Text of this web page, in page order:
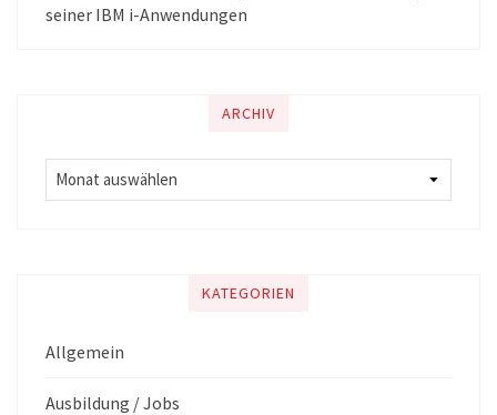
seiner IBM i-Anwendungen
ARCHIV
KATEGORIEN
Allgemein
Ausbildung / Jobs